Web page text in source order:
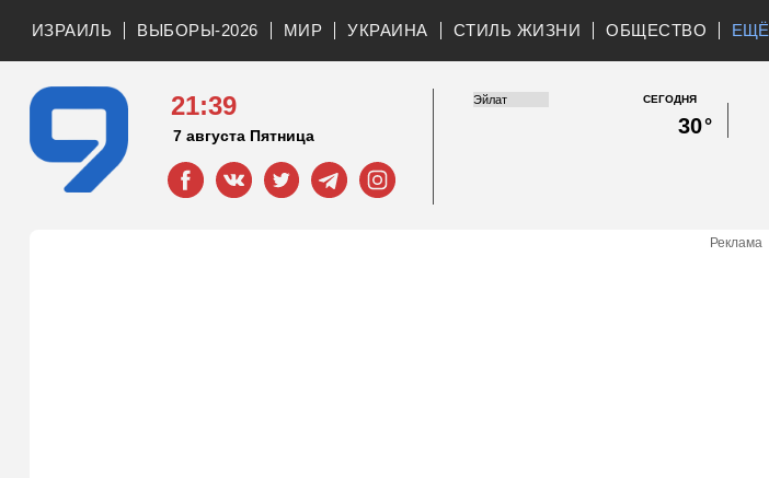
ИЗРАИЛЬ ВЫБОРЫ-2026 МИР УКРАИНА СТИЛЬ ЖИЗНИ ОБЩЕСТВО ЕЩЁ
21:39
7 августа Пятница
СЕГОДНЯ
30°
Реклама